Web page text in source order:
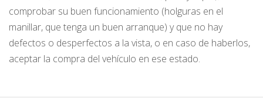
comprobar su buen funcionamiento (holguras en el
manillar, que tenga un buen arranque) y que no hay
defectos o desperfectos a la vista, o en caso de haberlos,
aceptar la compra del vehículo en ese estado.